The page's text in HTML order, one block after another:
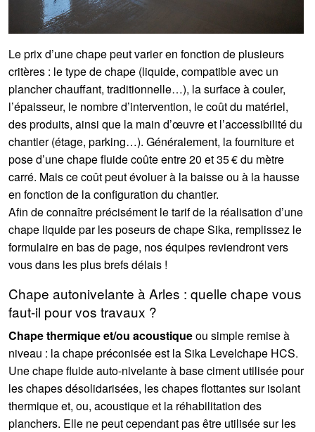
Le prix d’une chape peut varier en fonction de plusieurs
critères : le type de chape (liquide, compatible avec un
plancher chauffant, traditionnelle…), la surface à couler,
l’épaisseur, le nombre d’intervention, le coût du matériel,
des produits, ainsi que la main d’œuvre et l’accessibilité du
chantier (étage, parking…). Généralement, la fourniture et
pose d’une chape fluide coûte entre 20 et 35 € du mètre
carré. Mais ce coût peut évoluer à la baisse ou à la hausse
en fonction de la configuration du chantier.
Afin de connaître précisément le tarif de la réalisation d’une
chape liquide par les poseurs de chape Sika, remplissez le
formulaire en bas de page, nos équipes reviendront vers
vous dans les plus brefs délais !
Chape autonivelante à Arles : quelle chape vous
faut-il pour vos travaux ?
Chape thermique et/ou acoustiqueou simple remise à
niveau : la chape préconisée est la Sika Levelchape HCS.
Une chape fluide auto-nivelante à base ciment utilisée pour
les chapes désolidarisées, les chapes flottantes sur isolant
thermique et, ou, acoustique et la réhabilitation des
planchers. Elle ne peut cependant pas être utilisée sur les